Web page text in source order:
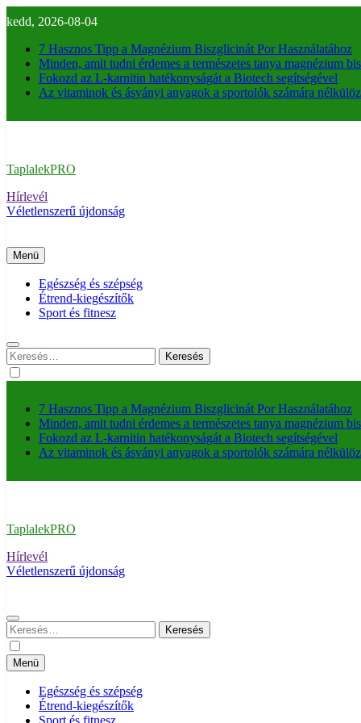
a
tartalomra
kedd, 2026-08-04
7 Hasznos Tipp a Magnézium Biszglicinát Por Használatához
Minden, amit tudni érdemes a természetes tanya magnézium
Fokozd az L-karnitin hatékonyságát a Biotech segítségével
Az vitaminok és ásványi anyagok a sportolók számára
TaplalekPRO
Hírlevél
Véletlenszerű újdonság
Menü
Egészség és szépség
Étrend-kiegészítők
Sport és fitnesz
Keresés:
7 Hasznos Tipp a Magnézium Biszglicinát Por Használatához
Minden, amit tudni érdemes a természetes tanya magnézium
Fokozd az L-karnitin hatékonyságát a Biotech segítségével
Az vitaminok és ásványi anyagok a sportolók számára
TaplalekPRO
Hírlevél
Véletlenszerű újdonság
Keresés:
Menü
Egészség és szépség
Étrend-kiegészítők
Sport és fitnesz